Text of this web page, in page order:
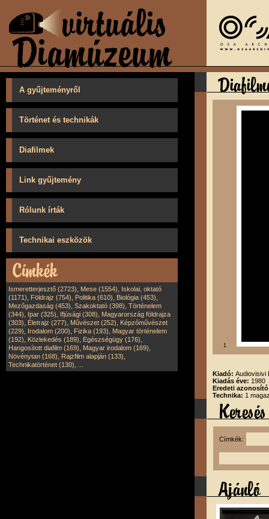
A gyűjteményről
Történet és technikák
Diafilmek
Link gyűjtemény
Rólunk írták
Technikai eszközök
Ismeretterjesztő (2723), Mese (1554), Iskolai, oktató
(1171), Földrajz (754), Politika (610), Biológia (453),
Mezőgazdaság (453), Szakoktató (398), Történelem
(344), Ipar (325), Ifjúsági (308), Magyarország földrajza
(303), Életrajz (277), Művészet (252), Képzőművészet
(229), Irodalom (200), Fizika (193), Magyar történelem
(192), Közlekedés (189), Egészségügy (176),
Hangosított diafilm (169), Magyar irodalom (169),
Növénytan (168), Rajzfilm alapján (133),
Technikatörténet (130),
1
Kiadó: Audiovisivi
Kiadás éve: 1980
Eredeti
Technika: 1
Címkék: